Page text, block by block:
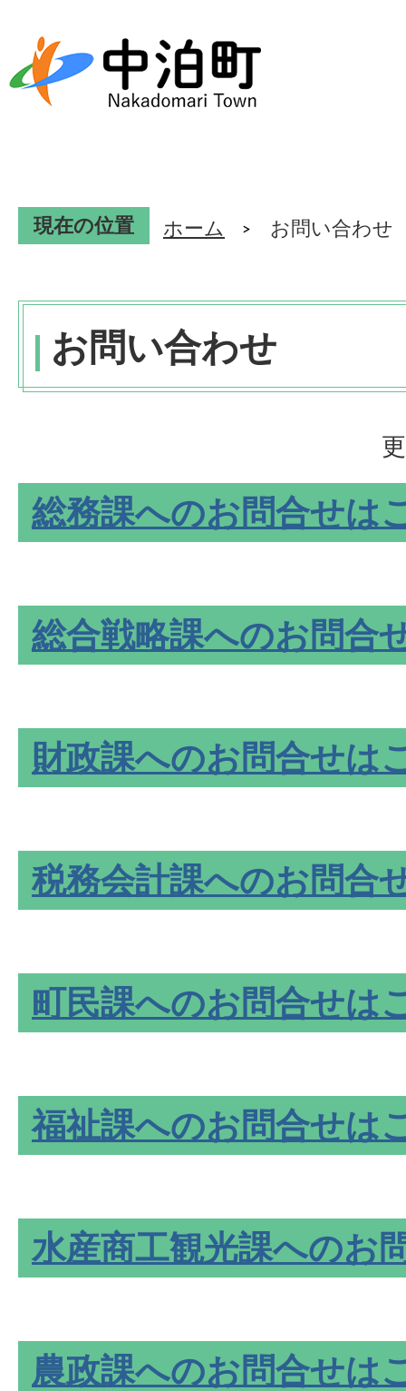
現在の位置 ホーム お問い合わせ
お問い合わせ
総務課へのお問合せは
総合戦略課へのお問合
財政課へのお問合せは
税務会計課へのお問合
町民課へのお問合せは
福祉課へのお問合せは
水産商工観光課へのお
農政課へのお問合せは